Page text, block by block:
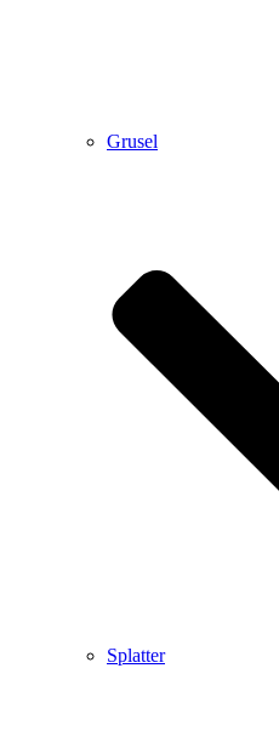
Grusel
Splatter